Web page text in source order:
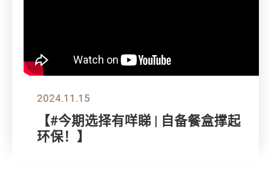
2024.11.15
【#今期选择有咩睇 | 自备餐盒撑起
环保！】